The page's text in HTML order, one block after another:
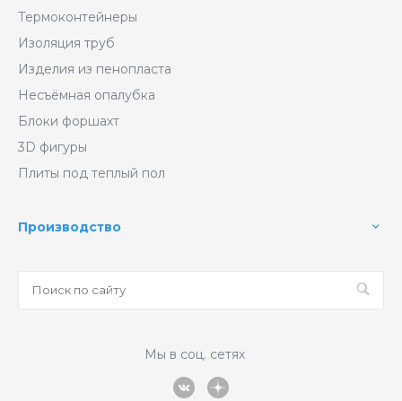
Термоконтейнеры
Изоляция труб
Изделия из пенопласта
Несъёмная опалубка
Блоки форшахт
3D фигуры
Плиты под теплый пол
Производство
Мы в соц. сетях